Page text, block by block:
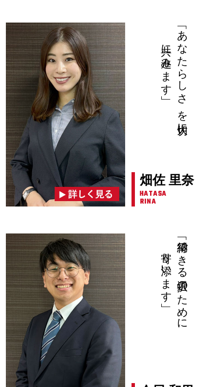
「あなたらしさ を大切に、
共に進みます」
畑佐 里奈
HATASA
RINA
「納得できる選択のために
寄り添います」